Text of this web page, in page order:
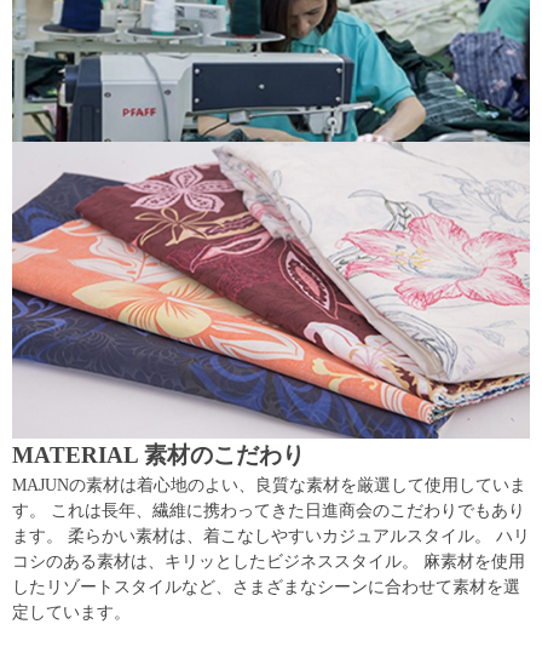
MATERIAL 素材のこだわり
MAJUNの素材は着心地のよい、良質な素材を厳選して使用していま
す。 これは長年、繊維に携わってきた日進商会のこだわりでもあり
ます。 柔らかい素材は、着こなしやすいカジュアルスタイル。 ハリ
コシのある素材は、キリッとしたビジネススタイル。 麻素材を使用
したリゾートスタイルなど、さまざまなシーンに合わせて素材を選
定しています。